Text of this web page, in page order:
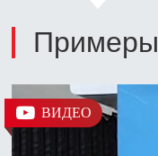
Примеры
ВИДЕО